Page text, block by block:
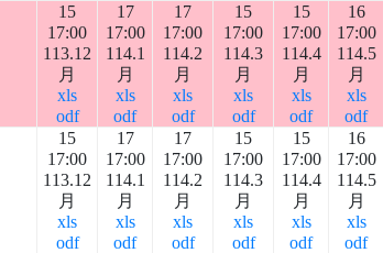
15
17:00
113.12
月
xls
odf
17
17:00
114.1
月
xls
odf
17
17:00
114.2
月
xls
odf
15
17:00
114.3
月
xls
odf
15
17:00
114.4
月
xls
odf
16
17:00
114.5
月
xls
odf
15
17:00
113.12
月
xls
odf
17
17:00
114.1
月
xls
odf
17
17:00
114.2
月
xls
odf
15
17:00
114.3
月
xls
odf
15
17:00
114.4
月
xls
odf
16
17:00
114.5
月
xls
odf